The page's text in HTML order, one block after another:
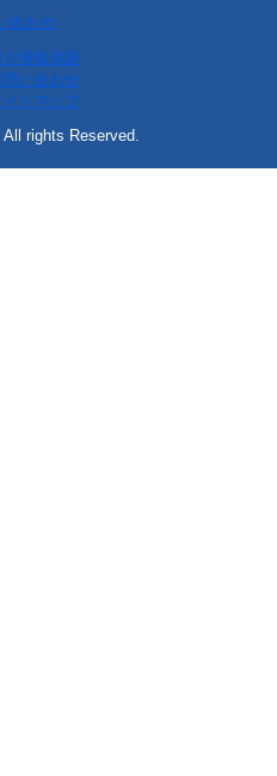
合わせ
情報保護
問い合わせ
イトマップ
rights Reserved.